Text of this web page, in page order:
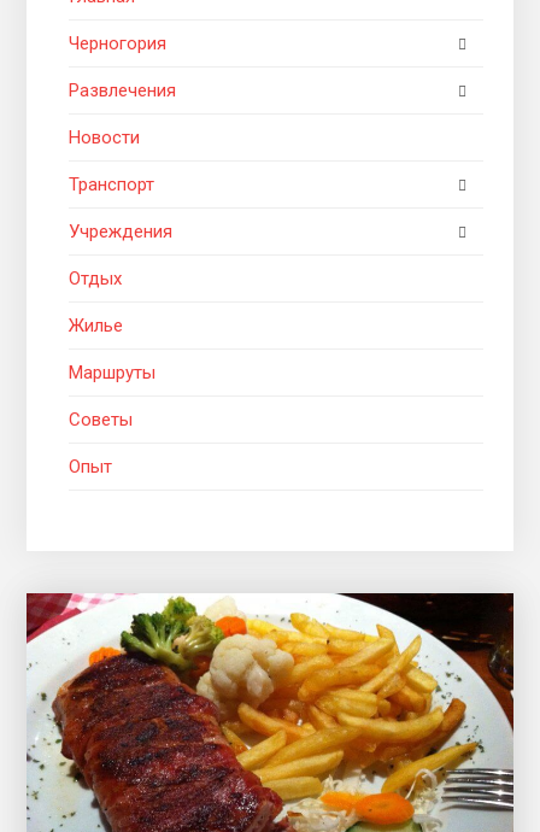
Черногория
Развлечения
Новости
Транспорт
Учреждения
Отдых
Жилье
Маршруты
Советы
Опыт